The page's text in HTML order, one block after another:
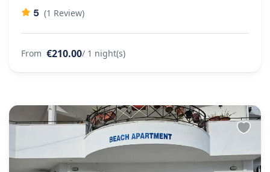
5 (1 Review)
From €210.00/ 1 night(s)